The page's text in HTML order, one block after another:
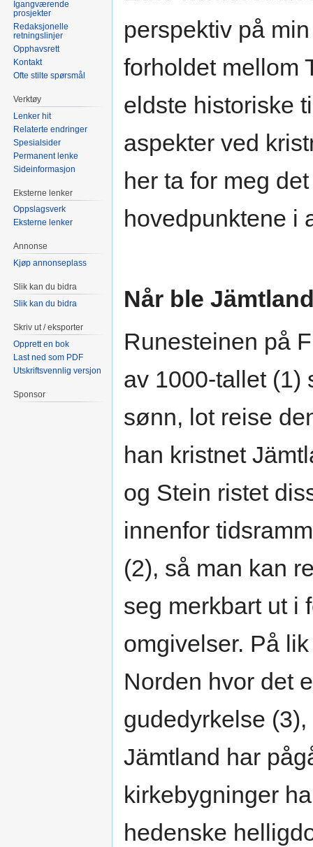
perspektiv på
forholdet mellom
eldste historiske
aspekter ved
her ta for meg
hovedpunktene i
Når ble
Runesteinen på
av 1000-tallet (1)
sønn, lot reise
han kristnet
og Stein ristet
innenfor
(2), så man kan
seg merkbart ut i
omgivelser. På
Norden hvor det
gudedyrkelse
Jämtland har
kirkebygninger
hedenske
Igangværende
prosjekter
Redaksjonelle
retningslinjer
Opphavsrett
Kontakt
Ofte stilte spørsmål
Verktøy
Lenker hit
Relaterte endringer
Spesialsider
Permanent lenke
Sideinformasjon
Eksterne lenker
Oppslagsverk
Eksterne lenker
Annonse
Kjøp annonseplass
Slik kan du bidra
Slik kan du bidra
Skriv ut / eksporter
Opprett en bok
Last ned som PDF
Utskriftsvennlig versjon
Sponsor